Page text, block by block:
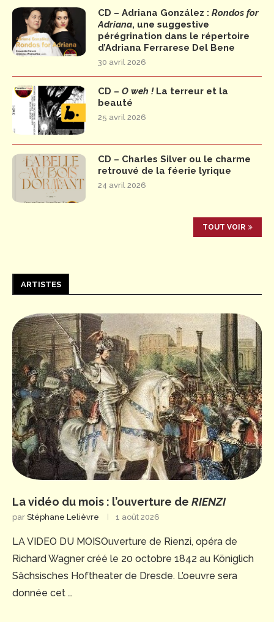
CD – Adriana González : Rondos for
Adriana, une suggestive
pérégrination dans le répertoire
d’Adriana Ferrarese Del Bene
30 avril 2026
CD – O weh !La terreur et la
beauté
25 avril 2026
CD – Charles Silver ou le charme
retrouvé de la féerie lyrique
24 avril 2026
TOUT VOIR
ARTISTES
La vidéo du mois : l’ouverture de RIENZI
par Stéphane Lelièvre 1 août 2026
LA VIDEO DU MOISOuverture de Rienzi, opéra de
Richard Wagner créé le 20 octobre 1842 au Königlich
Sächsisches Hoftheater de Dresde. L’oeuvre sera
donnée cet …